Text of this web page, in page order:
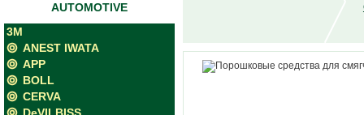
AUTOMOTIVE
3M
ANEST IWATA
APP
BOLL
CERVA
DeVILBISS